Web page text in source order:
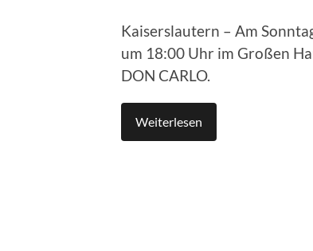
Kaiserslautern – Am
um 18:00 Uhr im Großen
DON CARLO.
Weiterlesen